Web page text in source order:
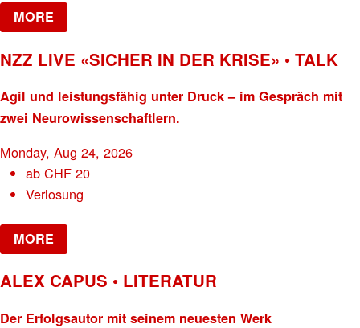
MORE
NZZ LIVE «SICHER IN DER KRISE» • TALK
Agil und leistungsfähig unter Druck – im Gespräch mit
zwei Neurowissenschaftlern.
Monday, Aug 24, 2026
abCHF 20
Verlosung
MORE
ALEX CAPUS • LITERATUR
Der Erfolgsautor mit seinem neuesten Werk